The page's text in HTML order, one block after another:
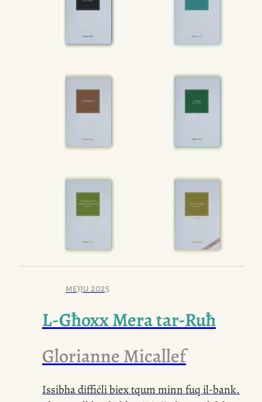
mejju 2025
L-Għoxx Meratar-Ruħ
Glorianne Micallef
Issibha diffiċli biex tqum minn fuq il-bank.